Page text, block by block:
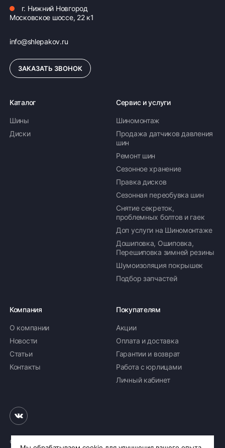
г. Нижний Новгород
Московское шоссе, 22 к1
info@shlepakov.ru
ЗАКАЗАТЬ ЗВОНОК
Каталог
Шины
Диски
Сервис и услуги
Шиномонтаж
Продажа датчиков давления
шин
Ремонт шин
Сезонное хранение
Правка дисков
Сезонная переобувка шин
Снятие секреток,
проблемных болтов и гаек
Доп услуги на Шиномонтаже
Дошиповка, Ошиповка,
Перешиповка зимней резины
Шумоизоляция покрышек
Подбор запчастей
Компания
О компании
Новости
Статьи
Контакты
Покупателям
Акции
Оплата и доставка
Гарантии и возврат
Работа с юрлицами
Личный кабинет
© 2026 «Шинное бюро Шлепакова»